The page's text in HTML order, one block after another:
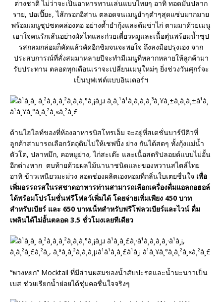
ต่างชาติ ไม่ว่าจะเป็นอาหารทานเล่นแบบไทยๆ อาทิ ทอดมันปลาก
ราย, ปอเปี๊ยะ, ไส้กรอกอีสาน ตลอดจนเมนูยำๆตำๆสุดแซ่บมากมาย
พร้อมเมนูซุปซดคล่องคอ อย่างต้ำยำกุ้งและต้มข่าไก่ ตามมาด้วยเมนู
เอาใจคนรักเส้นอย่างผัดไทและก๋วยเตี๋ยวหมูและเนื้อตุ๋นพร้อมน้ำซุป
รสกลมกล่อมก็คัดแล้วคัดอีกชิมจนจะพอใจ ถึงลงมือปรุงเอง จาก
ประสบการณ์ที่สั่งสมมาหลายปีจะทำมีเมนูที่หลากหลายให้ลูกค้ามา
รับประทาน ตลอดทุกเดือนเราจะเปลี่ยนเมนูใหม่ๆ ยิ่งช่วงวันศุกร์จะ
เป็นบุฟเฟต์แบบอินเตอร์ฯ
ด้านไฮไลท์ของที่ห้องอาหารบิสโทรเอ็ม จะอยู่ที่สเตชั่นบาร์บีคิวที่
ลูกค้าสามารถเลือกวัตถุดิบไปให้เชฟปิ้ง ย่าง กันได้สดๆ ทั้งกุ้งแม่น้ำ
ตัวโต, ปลาหมึก, คอหมูย่าง, ไก่สะเต๊ะ และเนื้อสตริปลอยด์แบบไม่อั้น
อีกต่างหาก ตบท้ายด้วยผลไม้นานาชนิดและของหวานสไตล์ไทย
อาทิ ข้าวเหนียวมะม่วง ลอดช่องผลิตเองหอมที่กลิ่นใบเตยชื่นใจ เพื่อ
เพิ่มอรรถรสในรสชาดอาหารท่านสามารถเลือกเครื่องดื่มแอลกอฮอล์
ได้พร้อมโปรโมชั่นฟรีโฟลว์เพิ่มได้ โดยจ่ายเพิ่มเพียง 450 บาท
สำหรับเบียร์ และ 650 บาทเน็ทสำหรับฟรีโฟลวเบียร์และไวน์ ดื่ม
เพลินได้ไม่อั้นตลอด 3.5 ชั่วโมงเลยทีเดียว
“พวงหยก” Mocktail ที่มีส่วนผสมของน้ำสับปะรดและน้ำมะนาวเป็น
เบส ช่วยเรียกน้ำย่อยได้ชุ่มคอชื่นใจจริงๆ